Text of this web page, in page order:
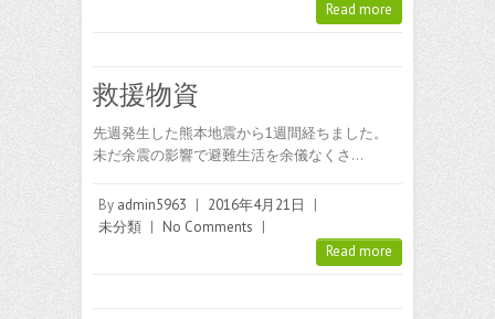
Read more
救援物資
先週発生した熊本地震から1週間経ちました。
未だ余震の影響で避難生活を余儀なくさ…
By admin5963 | 2016年4月21日
|
未分類 | No Comments |
Read more